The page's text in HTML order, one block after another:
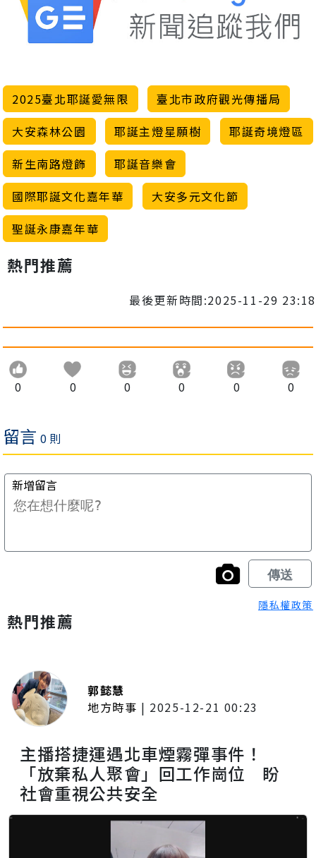
2025臺北耶誕愛無限
臺北市政府觀光傳播局
大安森林公園
耶誕主燈星願樹
耶誕奇境燈區
新生南路燈飾
耶誕音樂會
國際耶誕文化嘉年華
大安多元文化節
聖誕永康嘉年華
熱門推薦
最後更新時間:2025-11-29 23:18
0 0 0 0 0 0
隱私權政策
熱門推薦
郭懿慧
地方時事 | 2025-12-21 00:23
主播搭捷運遇北車煙霧彈事件！
「放棄私人聚會」回工作崗位 盼
社會重視公共安全